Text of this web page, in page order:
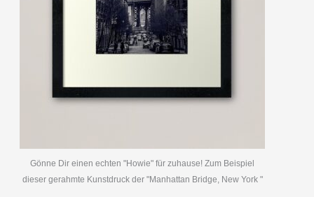
Gönne Dir einen echten "Howie" für zuhause! Zum Beispiel
dieser gerahmte Kunstdruck der "Manhattan Bridge, New York "